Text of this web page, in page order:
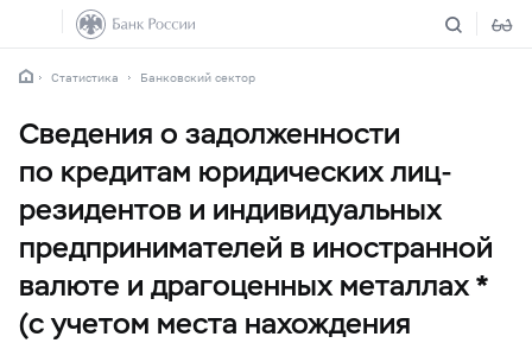
Статистика Банковский сектор
Сведения о задолженности
по кредитам юридических лиц-
резидентов и индивидуальных
предпринимателей в иностранной
валюте и драгоценных металлах *
(с учетом места нахождения